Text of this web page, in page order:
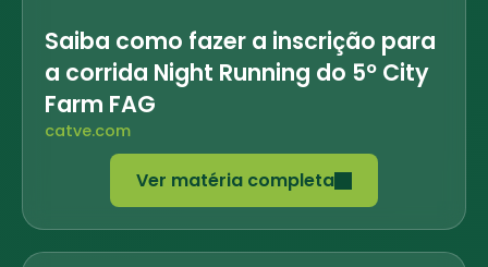
Saiba como fazer a inscrição para
a corrida Night Running do 5º City
Farm FAG
catve.com
Ver matéria completa